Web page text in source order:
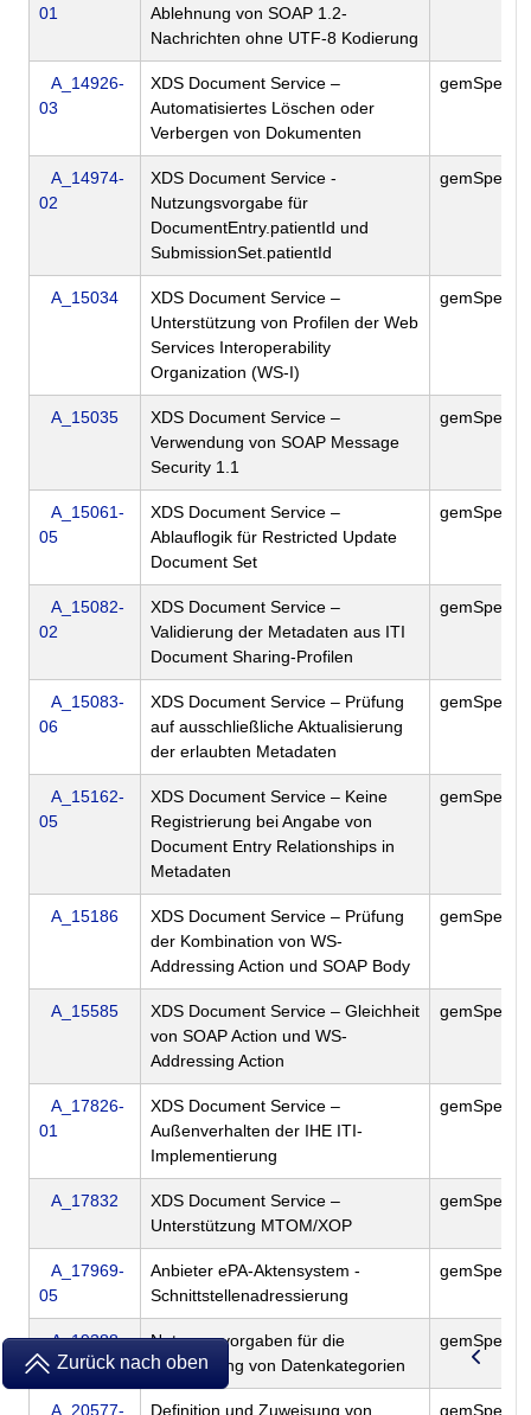
Zurück nach oben
01
Ablehnung von SOAP 1.2-
Nachrichten ohne UTF-8 Kodierung
A_14926-
03
XDS Document Service –
Automatisiertes Löschen oder
Verbergen von Dokumenten
A_14974-
02
XDS Document Service -
Nutzungsvorgabe für
DocumentEntry.patientId und
SubmissionSet.patientId
A_15034
XDS Document Service –
Unterstützung von Profilen der Web
Services Interoperability
Organization (WS-I)
A_15035
XDS Document Service –
Verwendung von SOAP Message
Security 1.1
A_15061-
05
XDS Document Service –
Ablauflogik für Restricted Update
Document Set
A_15082-
02
XDS Document Service –
Validierung der Metadaten aus ITI
Document Sharing-Profilen
A_15083-
06
XDS Document Service – Prüfung
auf ausschließliche Aktualisierung
der erlaubten Metadaten
A_15162-
05
XDS Document Service – Keine
Registrierung bei Angabe von
Document Entry Relationships in
Metadaten
A_15186
XDS Document Service – Prüfung
der Kombination von WS-
Addressing Action und SOAP Body
A_15585
XDS Document Service – Gleichheit
von SOAP Action und WS-
Addressing Action
A_17826-
01
XDS Document Service –
Außenverhalten der IHE ITI-
Implementierung
A_17832
XDS Document Service –
Unterstützung MTOM/XOP
A_17969-
05
Anbieter ePA-Aktensystem -
Schnittstellenadressierung
A_19388-
19
Nutzungsvorgaben für die
Verwendung von Datenkategorien
A_20577- Definition und Zuweisung von